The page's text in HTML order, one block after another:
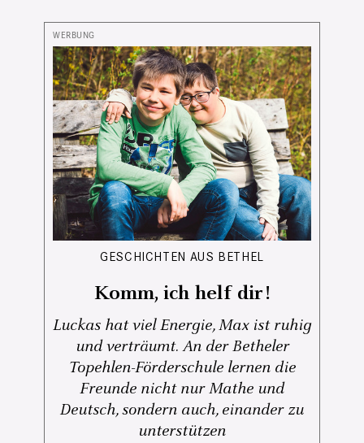
GESCHICHTEN AUS BETHEL
Komm, ich helf dir!
Luckas hat viel Energie, Max ist ruhig
und verträumt. An der Betheler
Topehlen-Förderschule lernen die
Freunde nicht nur Mathe und
Deutsch, sondern auch, einander zu
unterstützen